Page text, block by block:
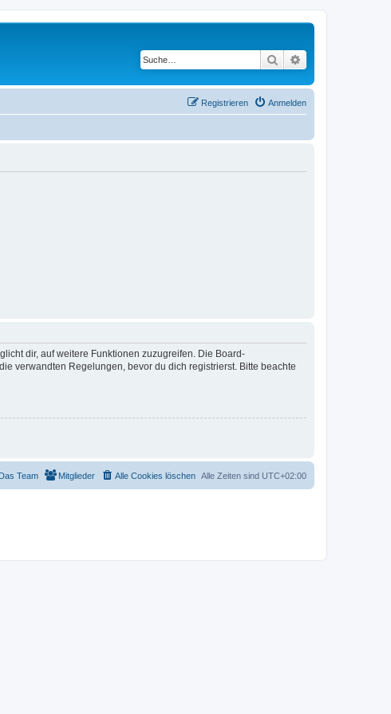
Suche
Anmelden
Registrieren
dir, auf weitere Funktionen zuzugreifen. Die Board-
verwandten Regelungen, bevor du dich registrierst. Bitte beachte
Alle Zeiten sind UTC+02:00
Alle Cookies löschen
Mitglieder
Das Team